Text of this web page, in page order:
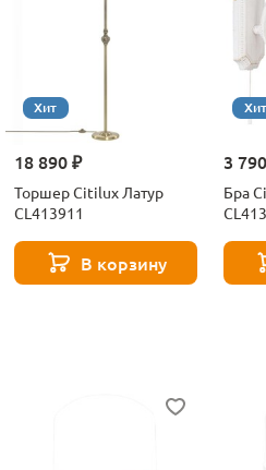
Хит
18 890 ₽
Торшер Citilux Латур
CL413911
В корзину
Хит
3
Бра